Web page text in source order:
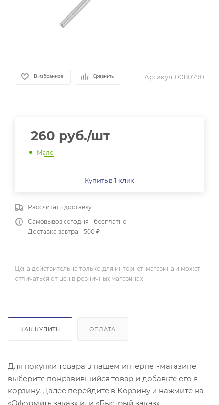
В избранное Сравнить Артикул: 0080790
260 руб./шт
Мало
Купить в 1 клик
Рассчитать доставку
Самовывоз сегодня - бесплатно
Доставка завтра - 500 ₽
Цена действительна только для интернет-магазина и может
отличаться от цен в розничных магазинах
КАК КУПИТЬ ОПЛАТА
Для покупки товара в нашем интернет-магазине
выберите понравившийся товар и добавьте его в
корзину. Далее перейдите в Корзину и нажмите на
«Оформить заказ» или «Быстрый заказ».